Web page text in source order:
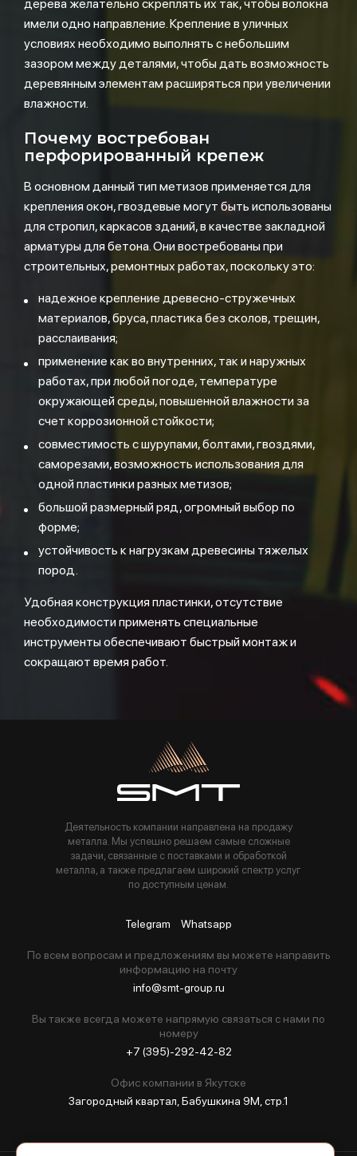
дерева желательно скреплять их так, чтобы волокна
имели одно направление. Крепление в уличных
условиях необходимо выполнять с небольшим
зазором между деталями, чтобы дать возможность
деревянным элементам расширяться при увеличении
влажности.
Почему востребован
перфорированный крепеж
В основном данный тип метизов применяется для
крепления окон, гвоздевые могут быть использованы
для стропил, каркасов зданий, в качестве закладной
арматуры для бетона. Они востребованы при
строительных, ремонтных работах, поскольку это:
надежное крепление древесно-стружечных
материалов, бруса, пластика без сколов, трещин,
расслаивания;
применение как во внутренних, так и наружных
работах, при любой погоде, температуре
окружающей среды, повышенной влажности за
счет коррозионной стойкости;
совместимость с шурупами, болтами, гвоздями,
саморезами, возможность использования для
одной пластинки разных метизов;
большой размерный ряд, огромный выбор по
форме;
устойчивость к нагрузкам древесины тяжелых
пород.
Удобная конструкция пластинки, отсутствие
необходимости применять специальные
инструменты обеспечивают быстрый монтаж и
сокращают время работ.
Деятельность компании направлена на продажу
металла. Мы успешно решаем самые сложные
задачи, связанные с поставками и обработкой
металла, а также предлагаем широкий спектр услуг
по доступным ценам.
Telegram Whatsapp
По всем вопросам и предложениям вы можете направить
информацию на почту
info@smt-group.ru
Вы также всегда можете напрямую связаться с нами по
номеру
+7 (395)-292-42-82
Офис компании в Якутске
Загородный квартал, Бабушкина 9М, стр.1